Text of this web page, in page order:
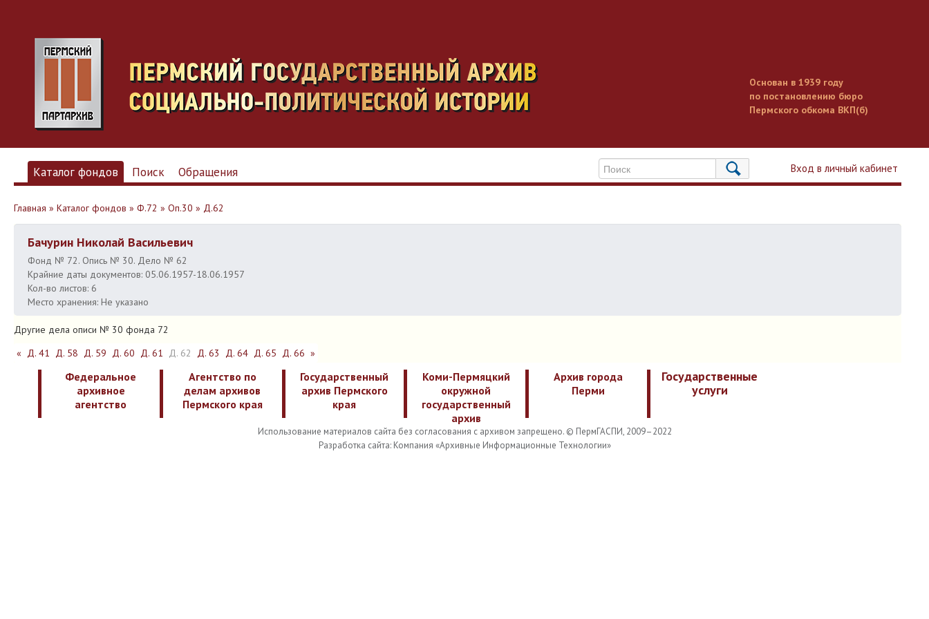
Основан в 1939 году
по постановлению бюро
Пермского обкома ВКП(б)
Вход в личный кабинет
Каталог фондов Поиск Обращения
Главная » Каталог фондов » Ф.72 » Оп.30 » Д.62
Бачурин Николай Васильевич
Фонд № 72. Опись № 30. Дело № 62
Крайние даты документов: 05.06.1957-18.06.1957
Кол-во листов: 6
Место хранения: Не указано
Другие дела описи № 30 фонда 72
« Д. 41 Д. 58 Д. 59 Д. 60 Д. 61 Д. 62 Д. 63 Д. 64 Д. 65 Д. 66 »
Федеральное
архивное
агентство
Агентство по
делам архивов
Пермского края
Государственный
архив Пермского
края
Коми-Пермяцкий
окружной
государственный
архив
Архив города
Перми
Государственные
услуги
Использование материалов сайта без согласования с архивом запрещено. © ПермГАСПИ, 2009–2022
Разработка сайта: Компания «Архивные Информационные Технологии»